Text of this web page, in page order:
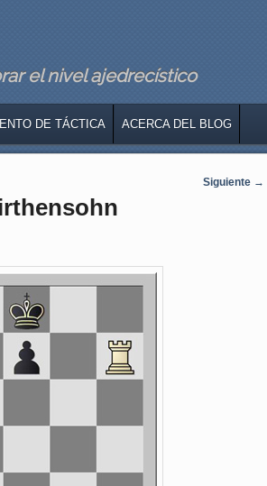
el nivel ajedrecístico
DE TÁCTICA ACERCA DEL BLOG
Siguiente →